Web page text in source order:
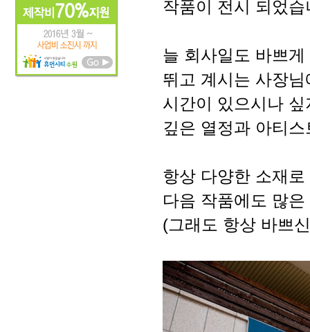
작품이 전시 되었습
늘 회사일도 바쁘
뛰고 계시는 사장
시간이 있으시나
깊은 열정과 아티
항상 다양한 소재
다음 작품에도 많
(그래도 항상 바쁘